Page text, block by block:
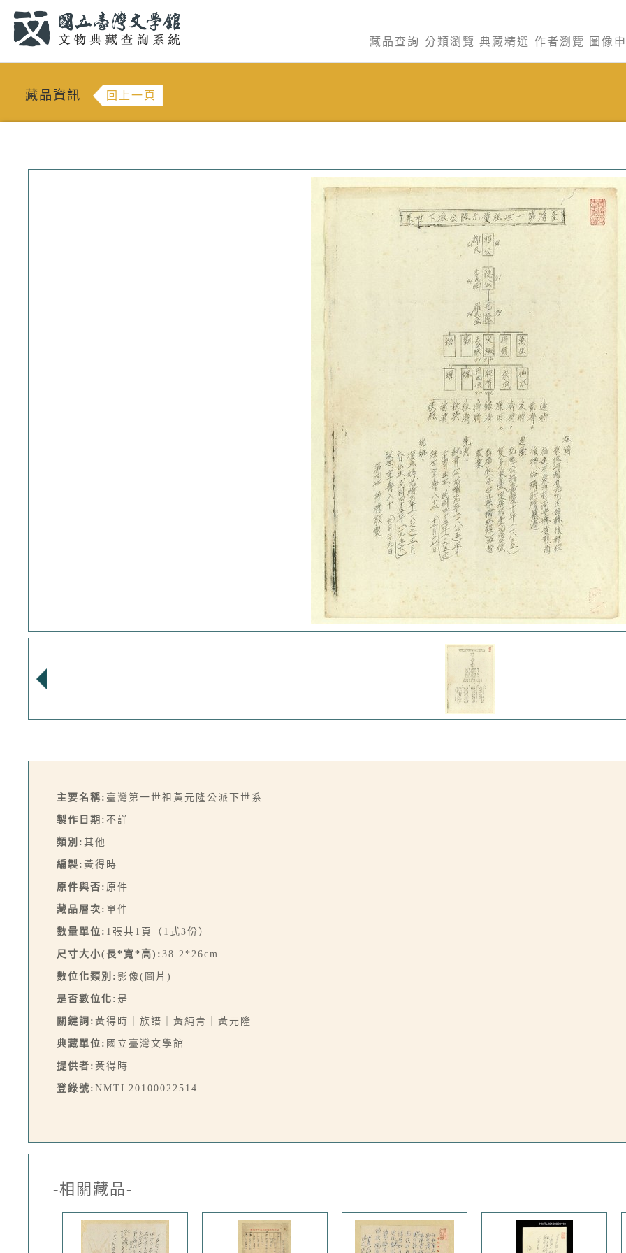
藏品查詢 分類瀏覽 典藏精選 作者瀏覽 圖像
::: 藏品資訊 回上一頁
主要名稱: 臺灣第一世祖黃元隆公派下世系
製作日期: 不詳
類別: 其他
編製: 黃得時
原件與否: 原件
藏品層次: 單件
數量單位: 1張共1頁（1式3份）
尺寸大小(長*寬*高): 38.2*26cm
數位化類別: 影像(圖片)
是否數位化: 是
關鍵詞: 黃得時｜族譜｜黃純青｜黃元隆
典藏單位: 國立臺灣文學館
提供者: 黃得時
登錄號: NMTL20100022514
-相關藏品-